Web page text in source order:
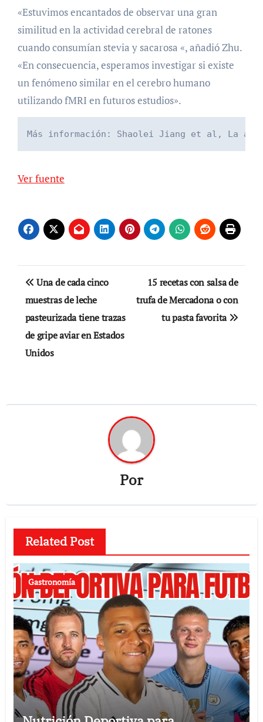
«Estuvimos encantados de observar una gran
similitud en la actividad cerebral de ratones
cuando consumían stevia y sacarosa «, añadió Zhu.
«En consecuencia, esperamos investigar si existe
un fenómeno similar en el cerebro humano
utilizando fMRI en futuros estudios».
Más información: Shaolei Jiang et al, La
Ver fuente
Navegación
de
entradas
Una de cada cinco
muestras de leche
pasteurizada tiene trazas
de gripe aviar en Estados
Unidos
15 recetas con salsa de
trufa de Mercadona o con
tu pasta favorita
Por
Related Post
Gastronomía